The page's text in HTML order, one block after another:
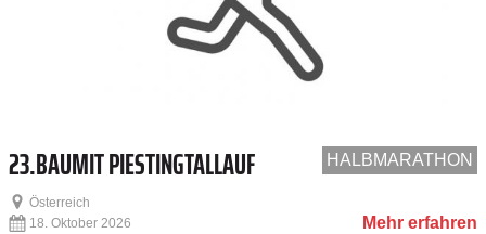
HALBMARATHON
23.BAUMIT PIESTINGTALLAUF
Österreich
Mehr erfahren
18. Oktober 2026